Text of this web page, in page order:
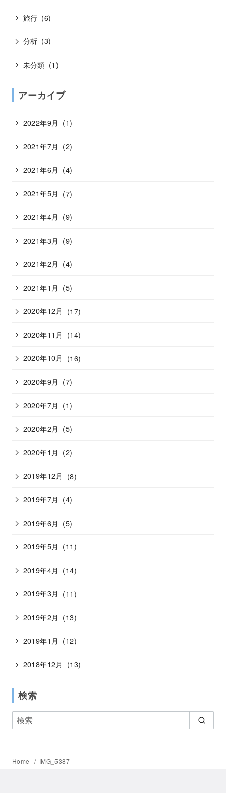
旅行 (6)
分析 (3)
未分類 (1)
アーカイブ
2022年9月 (1)
2021年7月 (2)
2021年6月 (4)
2021年5月 (7)
2021年4月 (9)
2021年3月 (9)
2021年2月 (4)
2021年1月 (5)
2020年12月 (17)
2020年11月 (14)
2020年10月 (16)
2020年9月 (7)
2020年7月 (1)
2020年2月 (5)
2020年1月 (2)
2019年12月 (8)
2019年7月 (4)
2019年6月 (5)
2019年5月 (11)
2019年4月 (14)
2019年3月 (11)
2019年2月 (13)
2019年1月 (12)
2018年12月 (13)
検索
Home IMG_5387